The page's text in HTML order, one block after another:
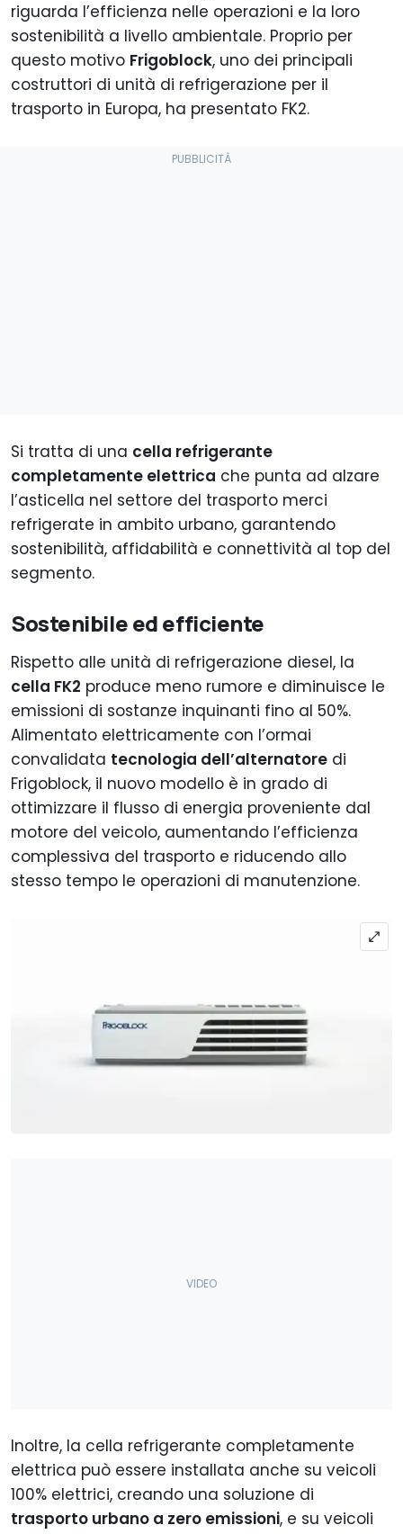
riguarda l’efficienza nelle operazioni e la loro
sostenibilità a livello ambientale. Proprio per
questo motivo Frigoblock, uno dei principali
costruttori di unità di refrigerazione per il
trasporto in Europa, ha presentato FK2.
Si tratta di una cella refrigerante
completamente elettrica che punta ad alzare
l’asticella nel settore del trasporto merci
refrigerate in ambito urbano, garantendo
sostenibilità, affidabilità e connettività al top del
segmento.
Sostenibile ed efficiente
Rispetto alle unità di refrigerazione diesel, la
cella FK2 produce meno rumore e diminuisce le
emissioni di sostanze inquinanti fino al 50%.
Alimentato elettricamente con l’ormai
convalidata tecnologia dell’alternatore di
Frigoblock, il nuovo modello è in grado di
ottimizzare il flusso di energia proveniente dal
motore del veicolo, aumentando l’efficienza
complessiva del trasporto e riducendo allo
stesso tempo le operazioni di manutenzione.
Inoltre, la cella refrigerante completamente
elettrica può essere installata anche su veicoli
100% elettrici, creando una soluzione di
trasporto urbano a zero emissioni, e su veicoli